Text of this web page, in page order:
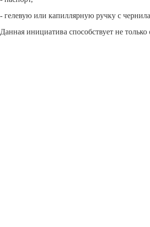
- гелевую или капиллярную ручку с
Данная инициатива способствует не